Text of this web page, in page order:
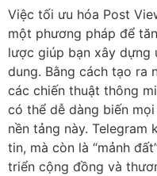
Việc tối ưu hóa Post
một phương pháp để
lược giúp bạn xây dựng
dung. Bằng cách tạo ra
các chiến thuật thông
có thể dễ dàng biến
nền tảng này. Telegram
tin, mà còn là “mảnh
triển cộng đồng và